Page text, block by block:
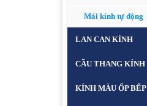
Mái kính tự động
LAN CAN KÍNH
CẦU THANG KÍNH
KÍNH MÀU ỐP BẾP